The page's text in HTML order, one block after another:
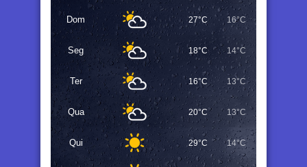
Dom 27°C 16°C
Seg 18°C 14°C
Ter 16°C 13°C
Qua 20°C 13°C
Qui 29°C 14°C